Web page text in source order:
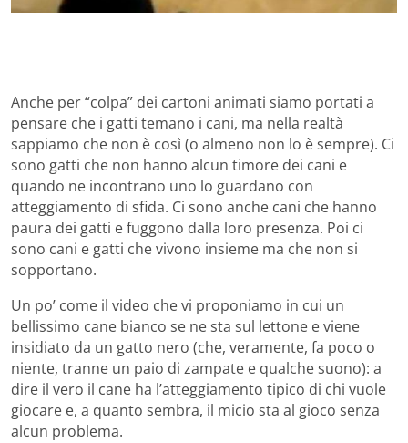
Anche per “colpa” dei cartoni animati siamo portati a
pensare che i gatti temano i cani, ma nella realtà
sappiamo che non è così (o almeno non lo è sempre). Ci
sono gatti che non hanno alcun timore dei cani e
quando ne incontrano uno lo guardano con
atteggiamento di sfida. Ci sono anche cani che hanno
paura dei gatti e fuggono dalla loro presenza. Poi ci
sono cani e gatti che vivono insieme ma che non si
sopportano.
Un po’ come il video che vi proponiamo in cui un
bellissimo cane bianco se ne sta sul lettone e viene
insidiato da un gatto nero (che, veramente, fa poco o
niente, tranne un paio di zampate e qualche suono): a
dire il vero il cane ha l’atteggiamento tipico di chi vuole
giocare e, a quanto sembra, il micio sta al gioco senza
alcun problema.